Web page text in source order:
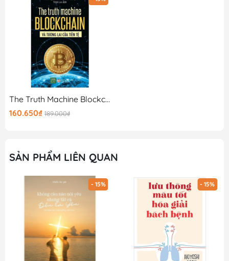
The Truth Machine Blockchain Và Tương Lai Của Tiền Tệ
160.650₫ 189.000₫
SẢN PHẨM LIÊN QUAN
- 15% - 15%